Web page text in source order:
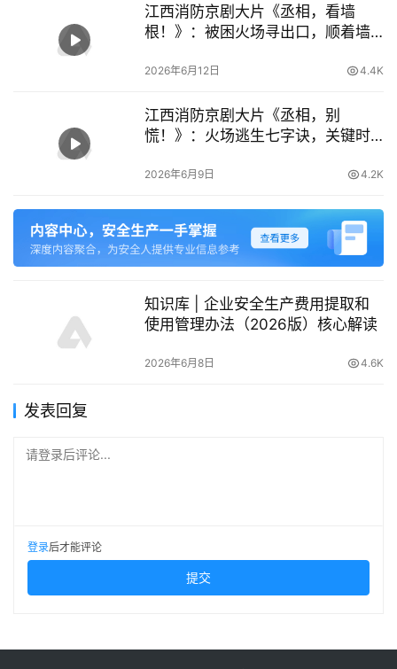
江西消防京剧大片《丞相，看墙
根！》：被困火场寻出口，顺着墙
2026年6月12日 4.4K
江西消防京剧大片《丞相，别
慌！》：火场逃生七字诀，关键时
2026年6月9日 4.2K
知识库 | 企业安全生产费用提取和
使用管理办法（2026版）核心解读
2026年6月8日 4.6K
发表回复
请登录后评论...
登录后才能评论
提交